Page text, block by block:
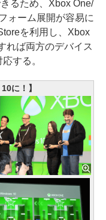
るため、Xbox One/
ォーム展開が容易に
を利用し、Xbox
れば両方のデバイス
する。
に！】